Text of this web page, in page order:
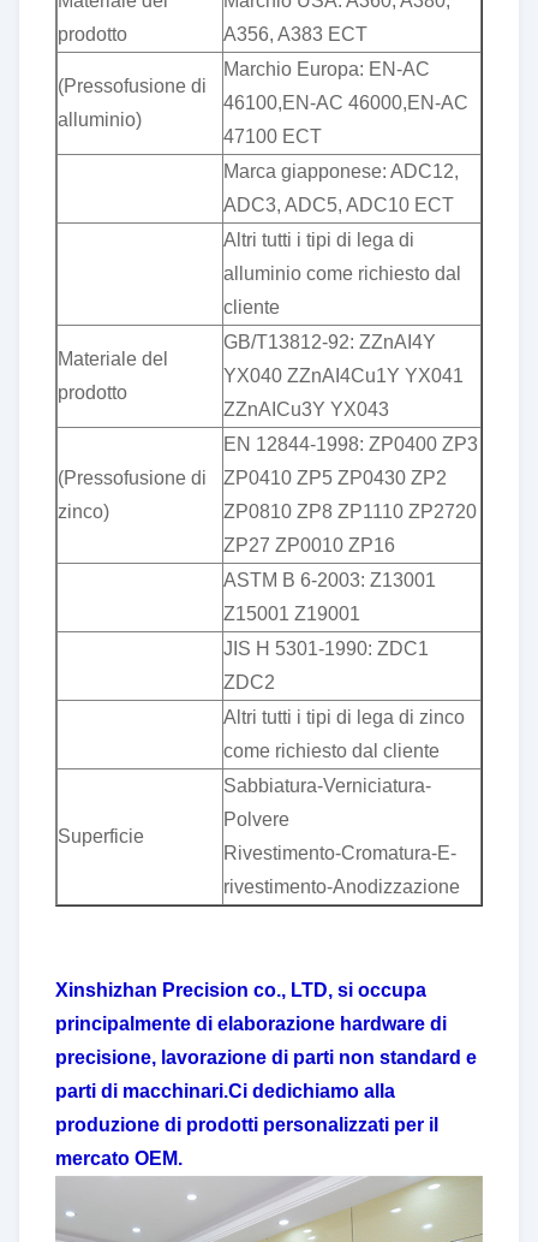
prodotto
A356, A383 ECT
(Pressofusione di
alluminio)
Marchio Europa: EN-AC
46100,EN-AC 46000,EN-AC
47100 ECT
Marca giapponese: ADC12,
ADC3, ADC5, ADC10 ECT
Altri tutti i tipi di lega di
alluminio come richiesto dal
cliente
Materiale del
prodotto
GB/T13812-92: ZZnAI4Y
YX040 ZZnAI4Cu1Y YX041
ZZnAICu3Y YX043
(Pressofusione di
zinco)
EN 12844-1998: ZP0400 ZP3
ZP0410 ZP5 ZP0430 ZP2
ZP0810 ZP8 ZP1110 ZP2720
ZP27 ZP0010 ZP16
ASTM B 6-2003: Z13001
Z15001 Z19001
JIS H 5301-1990: ZDC1
ZDC2
Altri tutti i tipi di lega di zinco
come richiesto dal cliente
Superficie
Sabbiatura-Verniciatura-
Polvere
Rivestimento-Cromatura-E-
rivestimento-Anodizzazione
Xinshizhan Precision co., LTD, si occupa
principalmente di elaborazione hardware di
precisione, lavorazione di parti non standard e
parti di macchinari.Ci dedichiamo alla
produzione di prodotti personalizzati per il
mercato OEM.